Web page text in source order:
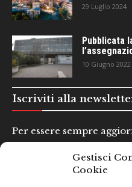
Gestisci
Cookie
29 Luglio 2024
Pubblicata
10 Giugno 2022
Iscriviti alla
Per essere sempre